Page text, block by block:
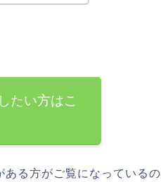
たい方はこ
ある方がご覧になっているの